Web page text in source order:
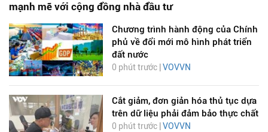
mạnh mẽ với cộng đồng nhà đầu tư
Chương trình hành động của Chính
phủ về đổi mới mô hình phát triển
đất nước
0 phút trước | VOVVN
Cắt giảm, đơn giản hóa thủ tục dựa
trên dữ liệu phải đảm bảo thực chất
0 phút trước | VOVVN